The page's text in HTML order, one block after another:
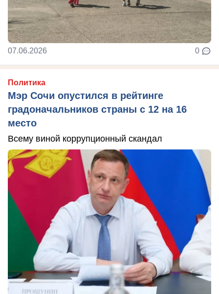
07.06.2026 0
Политика
Мэр Сочи опустился в рейтинге
градоначальников страны с 12 на 16
место
Всему виной коррупционный скандал